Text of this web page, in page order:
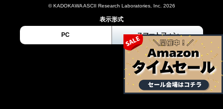
© KADOKAWA ASCII Research Laboratories, Inc. 2026
表示形式
PC スマートフォン